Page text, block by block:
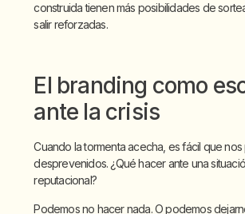
construida tienen más posibilidades de
salir reforzadas.
El branding como
ante la crisis
Cuando la tormenta acecha, es fácil que nos
desprevenidos. ¿Qué hacer ante una
reputacional?
Podemos no hacer nada. O podemos